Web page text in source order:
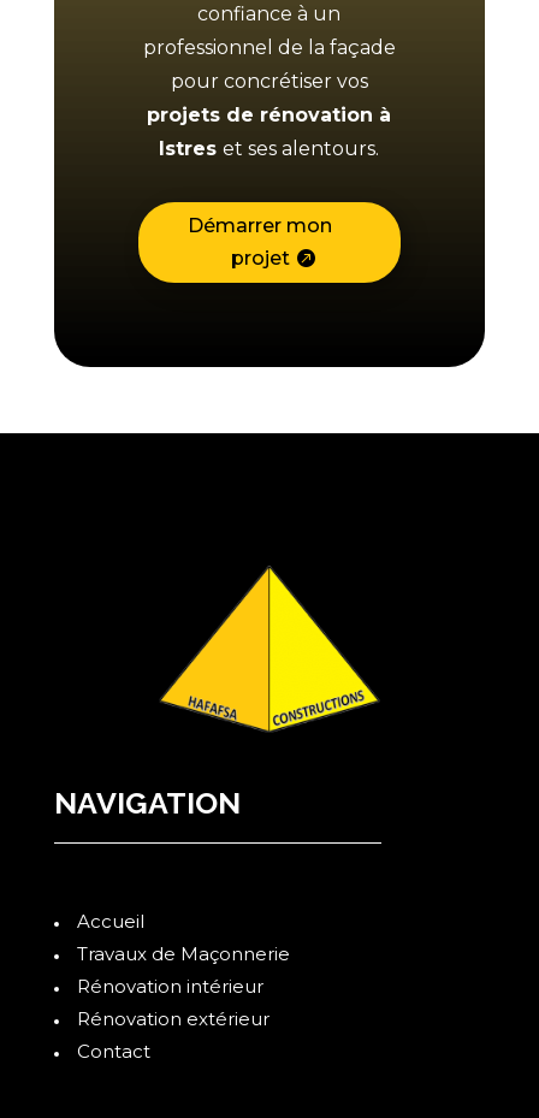
confiance à un
professionnel de la façade
pour concrétiser vos
projets de rénovation à
Istreset ses alentours.
Démarrer mon
projet
NAVIGATION
Accueil
Travaux de Maçonnerie
Rénovation intérieur
Rénovation extérieur
Contact